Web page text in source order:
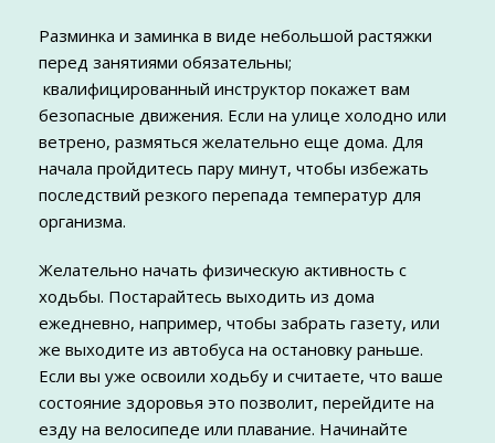
Разминка и заминка в виде небольшой растяжки
перед занятиями обязательны;
квалифицированный инструктор покажет вам
безопасные движения. Если на улице холодно или
ветрено, размяться желательно еще дома. Для
начала пройдитесь пару минут, чтобы избежать
последствий резкого перепада температур для
организма.
Желательно начать физическую активность с
ходьбы. Постарайтесь выходить из дома
ежедневно, например, чтобы забрать газету, или
же выходите из автобуса на остановку раньше.
Если вы уже освоили ходьбу и считаете, что ваше
состояние здоровья это позволит, перейдите на
езду на велосипеде или плавание. Начинайте